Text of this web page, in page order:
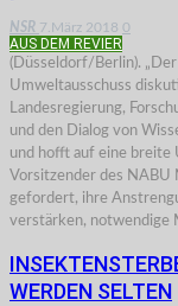
NSR 7.März 2018 0
AUS DEM REVIER
(Düsseldorf/Berlin).
Umweltausschuss
Landesregierung,
und den Dialog von
und hofft auf eine breite
Vorsitzender des NABU
gefordert, ihre
verstärken, notwendige
WERDEN SELTEN